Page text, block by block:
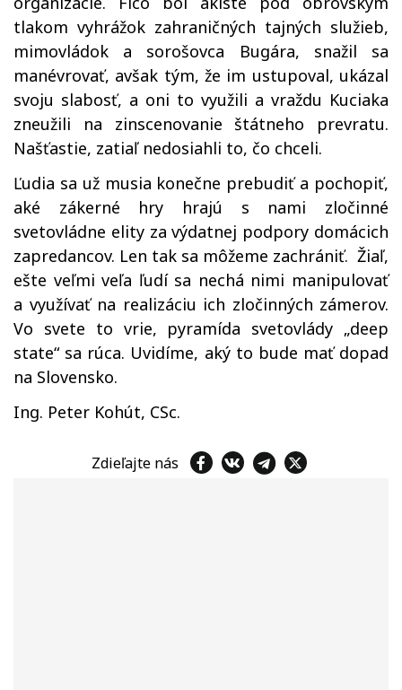
tlakom vyhrážok zahraničných tajných služieb,
mimovládok a sorošovca Bugára, snažil sa
manévrovať, avšak tým, že im ustupoval, ukázal
svoju slabosť, a oni to využili a vraždu Kuciaka
zneužili na zinscenovanie štátneho prevratu.
Našťastie, zatiaľ nedosiahli to, čo chceli.
Ľudia sa už musia konečne prebudiť a pochopiť,
aké zákerné hry hrajú s nami zločinné
svetovládne elity za výdatnej podpory domácich
zapredancov. Len tak sa môžeme zachrániť. Žiaľ,
ešte veľmi veľa ľudí sa nechá nimi manipulovať
a využívať na realizáciu ich zločinných zámerov.
Vo svete to vrie, pyramída svetovlády „deep
state“ sa rúca. Uvidíme, aký to bude mať dopad
na Slovensko.
Ing. Peter Kohút, CSc.
Zdieľajte nás